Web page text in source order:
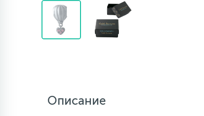
Описание